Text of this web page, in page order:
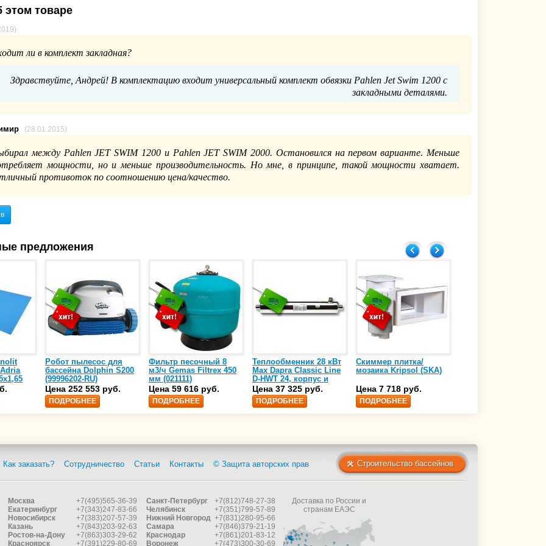
товаре
ли в комплект закладная?
Здравствуйте, Андрей! В комплектацию входит универсальный комплект обвязки Pahlen Jet Swim 1200 с
закладными деталями.
(28.01.2015)
между Pahlen JET SWIM 1200 и Pahlen JET SWIM 2000. Остановился на первом варианте. Меньше
мощности, но и меньше производительность. Но мне, в принципе, такой мощности хватает.
противоток по соотношению цена/качество.
предложения
Робот пылесос для
бассейна Dolphin S200
(99996202-RU)
Цена 252 553 руб.
ПОДРОБНЕЕ
Фильтр песочный 8
м3/ч Gemas Filtrex 450
мм (021111)
Цена 59 616 руб.
ПОДРОБНЕЕ
Теплообменник 28 кВт
Max Dapra Classic Line
D-HWT 24, корпус и
спираль нержавеющая
сталь AISI-316 (10 01
25)
Цена 37 325 руб.
ПОДРОБНЕЕ
Скиммер плитка/
мозаика Kripsol (SKA)
Цена 7 718 руб.
ПОДРОБНЕЕ
Строительство бассейнов
Как заказать? Сотрудничество Статьи Контакты © Защита авторских прав
Москва +7(495)565-36-39 Санкт-Петербург
+7(812)748-27-38
Екатеринбург
+7(343)247-83-66 Челябинск
+7(351)799-57-89
Новосибирск
+7(383)207-57-39 Нижний Новгород +7(831)280-95-66
Казань
+7(843)203-92-63 Самара
+7(846)379-21-19
Ростов-на-Дону
+7(863)303-29-62 Краснодар
+7(861)201-83-12
Красноярск
+7(391)229-80-69 Воронеж +7(473)300-30-69
Доставка по России и
странам ЕАЭС